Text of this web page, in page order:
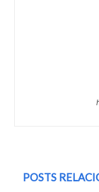
POSTS